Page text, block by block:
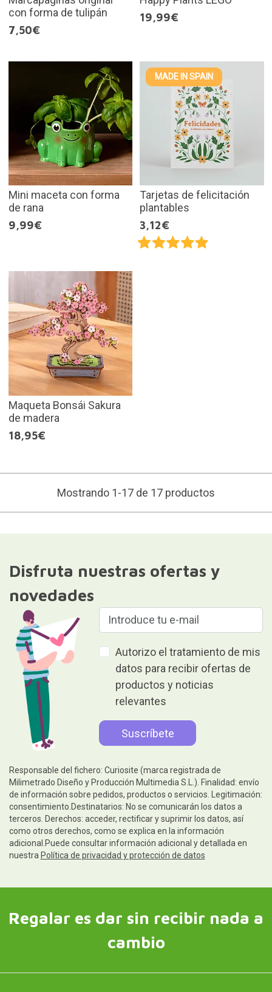
con forma de tulipán
7,50€
19,99€
Mini maceta con forma
de rana
9,99€
MADE IN SPAIN
Tarjetas de felicitación
plantables
3,12€
Maqueta Bonsái Sakura
de madera
18,95€
Mostrando 1-17 de 17 productos
Disfruta nuestras ofertas y
novedades
Autorizo el tratamiento de mis
datos para recibir ofertas de
productos y noticias
relevantes
Responsable del fichero: Curiosite (marca registrada de
Milimetrado Diseño y Producción Multimedia S.L.). Finalidad: envío
de información sobre pedidos, productos o servicios. Legitimación:
consentimiento.Destinatarios: No se comunicarán los datos a
terceros. Derechos: acceder, rectificar y suprimir los datos, así
como otros derechos, como se explica en la información
adicional.Puede consultar información adicional y detallada en
nuestra Política de privacidad y protección de datos
Regalar es dar sin recibir nada a
cambio